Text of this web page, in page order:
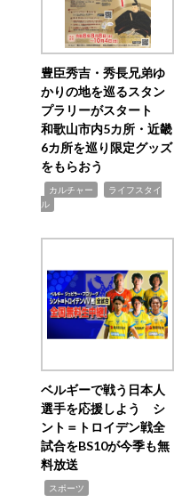
豊臣秀吉・秀長兄弟ゆ
かりの地を巡るスタン
プラリーがスタート
和歌山市内5カ所・近畿
6カ所を巡り限定グッズ
をもらおう
カルチャー
ライフスタイ
ル
ベルギーで戦う日本人
選手を応援しよう シ
ント＝トロイデン戦全
試合をBS10が今季も無
料放送
スポーツ